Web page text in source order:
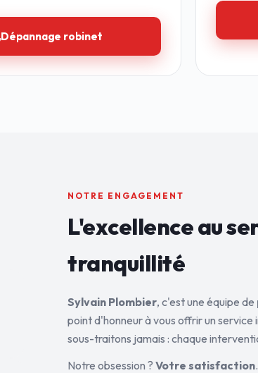
Dépannage robinet
NOTRE ENGAGEMENT
L'excellence au
tranquillité
Sylvain Plombier, c'est une équipe de
point d'honneur à vous offrir un service
sous-traitons jamais : chaque
Notre obsession ? Votre satisfaction